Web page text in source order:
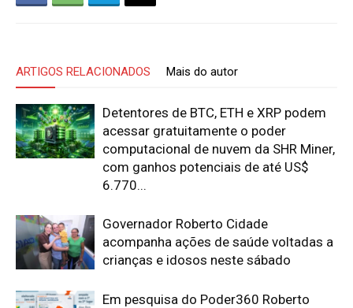
ARTIGOS RELACIONADOS Mais do autor
Detentores de BTC, ETH e XRP podem
acessar gratuitamente o poder
computacional de nuvem da SHR Miner,
com ganhos potenciais de até US$
6.770...
Governador Roberto Cidade
acompanha ações de saúde voltadas a
crianças e idosos neste sábado
Em pesquisa do Poder360 Roberto